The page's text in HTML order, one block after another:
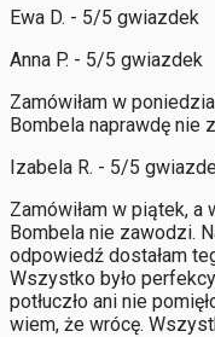
Ewa D. - 5/5 gwiazdek
Anna P. - 5/5 gwiazdek
Zamówiłam w
Bombela naprawdę nie
Izabela R. - 5/5
Zamówiłam w piątek, a
Bombela nie zawodzi.
odpowiedź dostałam
Wszystko było
potłuczło ani nie
wiem, że wrócę.